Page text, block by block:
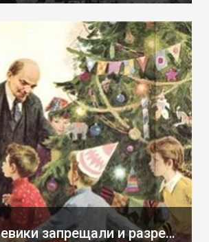
Как большевики запрещали и разрешали «Новый год» в 1920-30-е гг.